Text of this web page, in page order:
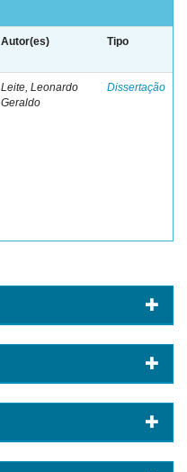
Autor(es) Tipo
Leite, Leonardo
Geraldo
Dissertação